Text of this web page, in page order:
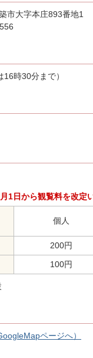
市大字本庄893番地1
時30分まで）
1日から観覧料を改定
個人
200円
100円
ページへ）